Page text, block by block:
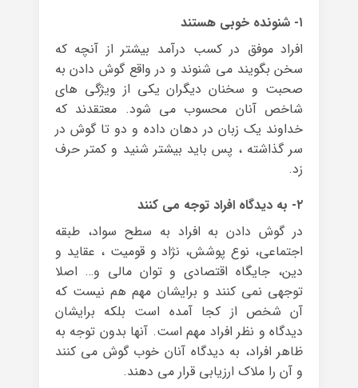
۱- شنونده خوبی هستند
افراد موفق در کسب درآمد بیشتر از آنچه که
سخن بگویند می شنوند و در واقع گوش دادن به
صحبت و سخنان دیگران یکی از ویژگی های
شاخص آنان محسوب می شود. معتقدند که
خداوند یک زبان در دهان داده و دو تا گوش در
سر گذاشته ، پس باید بیشتر شنید و کمتر حرف
زد.
۲- به دیدگاه افراد توجه می کنند
در گوش دادن به افراد به سطح سواد، طبقه
اجتماعی، نوع پوشش، نژاد و قومیت ، عقاید و
دین، جایگاه اقتصادی و توان مالی و… اصلا
توجهی نمی کنند و برایشان مهم هم نیست که
آن شخص از کجا آمده است بلکه برایشان
دیدگاه و نظر افراد مهم است. آنها بدون توجه به
ظاهر افراد، به دیدگاه آنان خوب گوش می کنند
و آن را ملاک ارزیابی قرار می دهند.